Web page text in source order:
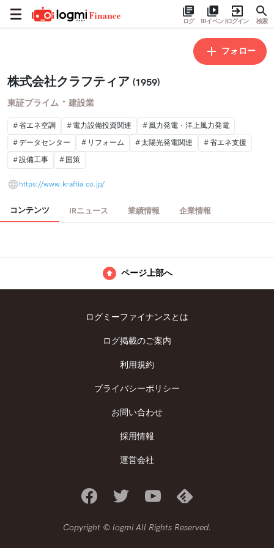
ログ IRイベントログイン 検索
フォロー
株式会社クラフティア (1959)
東証プライム ・ 建設業
省エネ空調 電力設備投資関連
風力発電・洋上風力発電
データセンター
リフォーム 太陽光発電関連
省エネ支援
設備工事
国策
https://www.kraftia.co.jp/
コンテンツ IRニュース 業績情報 企業情報
ページ上部へ
ログミーファイナンスとは
ログ掲載のご案内
利用規約
プライバシーポリシー
お問い合わせ
採用情報
運営会社
Copyright © logmi All Rights Reserved.